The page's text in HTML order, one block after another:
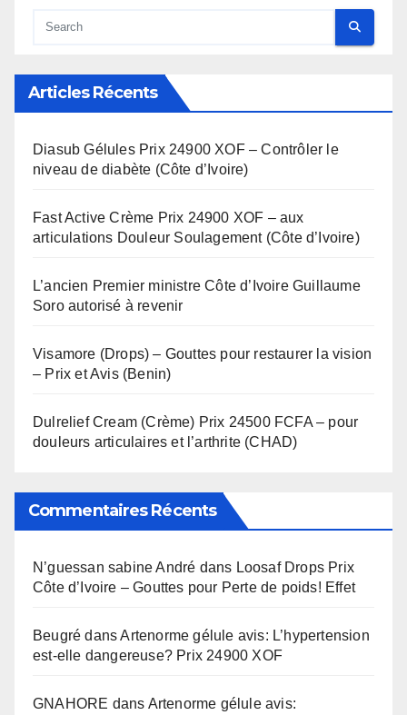
Articles Récents
Diasub Gélules Prix 24900 XOF – Contrôler le
niveau de diabète (Côte d’Ivoire)
Fast Active Crème Prix 24900 XOF – aux
articulations Douleur Soulagement (Côte d’Ivoire)
L’ancien Premier ministre Côte d’Ivoire Guillaume
Soro autorisé à revenir
Visamore (Drops) – Gouttes pour restaurer la vision
– Prix et Avis (Benin)
Dulrelief Cream (Crème) Prix 24500 FCFA – pour
douleurs articulaires et l’arthrite (CHAD)
Commentaires Récents
N’guessan sabine André dans Loosaf Drops Prix
Côte d’Ivoire – Gouttes pour Perte de poids! Effet
Beugré dansArtenorme gélule avis: L’hypertension
est-elle dangereuse? Prix 24900 XOF
GNAHORE dans Artenorme gélule avis: